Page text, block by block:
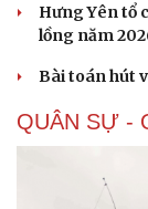
Hưng Yên tổ
lồng năm
Bài toán hút
QUÂN SỰ -